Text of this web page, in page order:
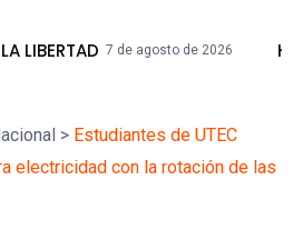
de 2026 HIDRANDINA
> Estudiantes de UTEC
electricidad con la rotación de las